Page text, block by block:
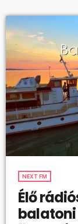
NEXT FM
Élő
balatoni